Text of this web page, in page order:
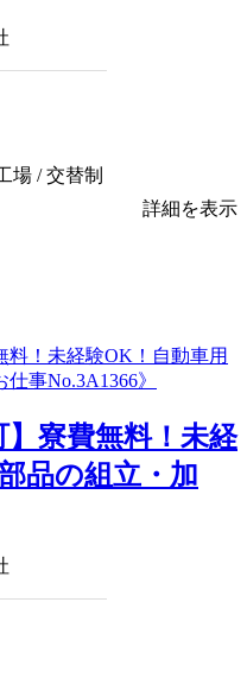
場 / 交替制
詳細を表示
】寮費無料！未経
品の組立・加